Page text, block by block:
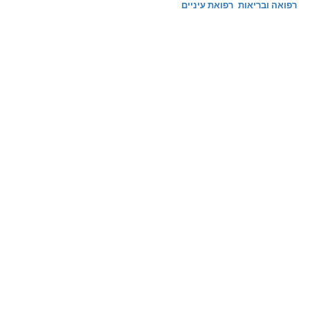
רפואה ובריאות רפואת עיניים